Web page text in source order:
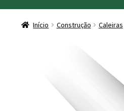
Início Construção Caleiras